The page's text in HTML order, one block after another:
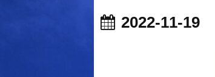
2022-11-19